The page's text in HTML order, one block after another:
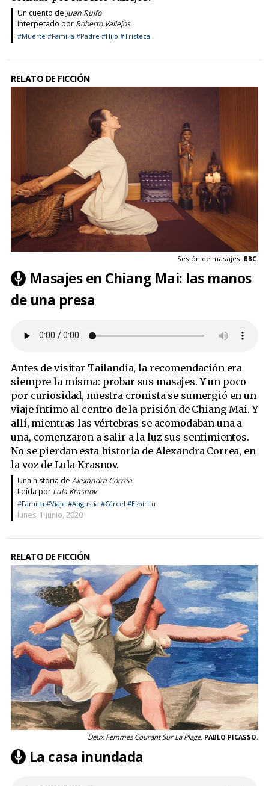
Un cuento de Juan Rulfo
Interpetado por Roberto Vallejos
#Muerte #Familia #Padre #Hijo #Tristeza
RELATO DE FICCIÓN
Sesión de masajes. BBC.
Masajes en Chiang Mai: las manos
de una presa
Antes de visitar Tailandia, la recomendación era
siempre la misma: probar sus masajes. Y un poco
por curiosidad, nuestra cronista se sumergió en un
viaje íntimo al centro de la prisión de Chiang Mai. Y
allí, mientras las vértebras se acomodaban una a
una, comenzaron a salir a la luz sus sentimientos.
No se pierdan esta historia de Alexandra Correa, en
la voz de Lula Krasnov.
Una historia de Alexandra Correa
Leída por Lula Krasnov
#Familia #Viaje #Angustia #Cárcel #Espíritu
lunes, 1 junio, 2020
RELATO DE FICCIÓN
Deux Femmes Courant Sur La Plage. PABLO PICASSO.
La casa inundada